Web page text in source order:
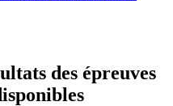
des épreuves